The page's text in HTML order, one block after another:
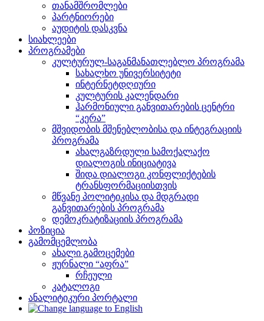
თანამშრომლები
პარტნიორები
აუდიტის დასკვნა
სიახლეები
პროგრამები
კულტურულ-საგანმანათლებლო პროგრამა
სახალხო უნივერსიტეტი
ინტერნეტდღიური
კულტურის კალენდარი
ჰარმონიული განვითარების ცენტრი
“კერა”
მშვიდობის მშენებლობისა და ინტეგრაციის
პროგრამა
ახალგაზრდული სამოქალაქო
დიალოგის ინიციატივა
შიდა დიალოგი კონფლიქტების
ტრანსფორმაციისთვის
მწვანე პოლიტიკისა და მდგრადი
განვითარების პროგრამა
დემოკრატიზაციის პროგრამა
პოზიცია
გამომცემლობა
ახალი გამოცემები
ჟურნალი “აფრა”
რჩეული
კატალოგი
ანალიტიკური პორტალი